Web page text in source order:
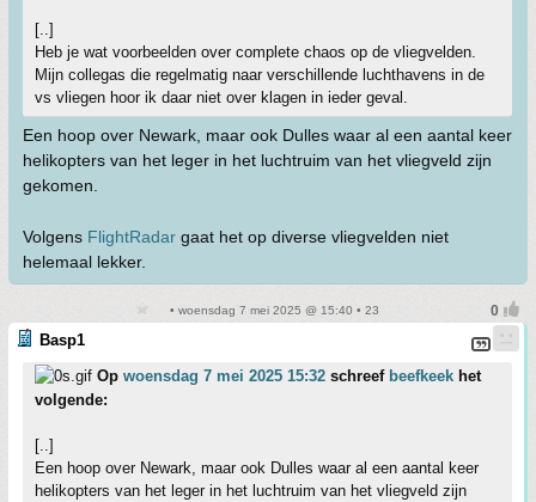
[..]
Heb je wat voorbeelden over complete chaos op de vliegvelden.
Mijn collegas die regelmatig naar verschillende luchthavens in de
vs vliegen hoor ik daar niet over klagen in ieder geval.
Een hoop over Newark, maar ook Dulles waar al een aantal keer
helikopters van het leger in het luchtruim van het vliegveld zijn
gekomen.
Volgens FlightRadar gaat het op diverse vliegvelden niet
helemaal lekker.
• woensdag 7 mei 2025 @ 15:40 • 23
Basp1
Op woensdag 7 mei 2025 15:32 schreef beefkeek het
volgende:
[..]
Een hoop over Newark, maar ook Dulles waar al een aantal keer
helikopters van het leger in het luchtruim van het vliegveld zijn